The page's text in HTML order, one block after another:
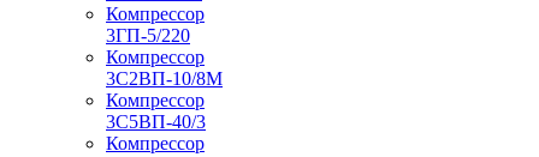
Компрессор
3ГП-5/220
Компрессор
3С2ВП-10/8М
Компрессор
3С5ВП-40/3
Компрессор